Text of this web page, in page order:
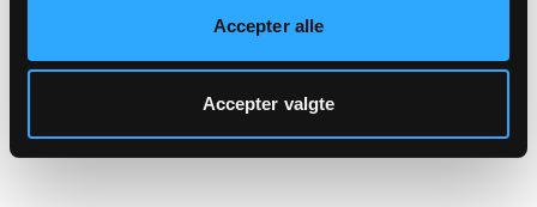
Accepter alle
Accepter valgte